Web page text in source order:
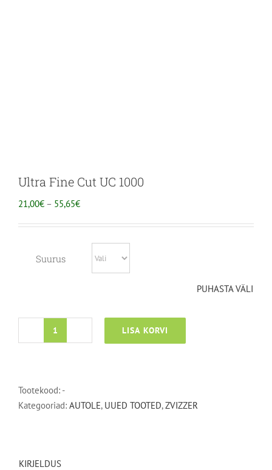
Ultra Fine Cut UC 1000
21,00€ – 55,65€HINNAVAHEMIK:
Suurus
PUHASTA VÄLI
Ultra
LISA KORVI
Tootekood: -
Kategooriad: AUTOLE, UUED TOOTED,ZVIZZER
KIRJELDUS